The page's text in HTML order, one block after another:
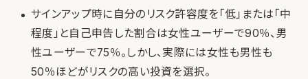
サインアップ時に自分のリスク許容度を「低」または「中
程度」と自己申告した割合は女性ユーザーで90％、男
性ユーザーで75％。しかし、実際には女性も男性も
50％ほどがリスクの高い投資を選択。